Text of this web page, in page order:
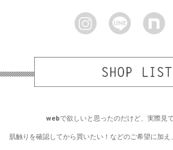
webで欲しいと思ったのだけど、実際見
肌触りを確認してから買いたい！などのご希望に加